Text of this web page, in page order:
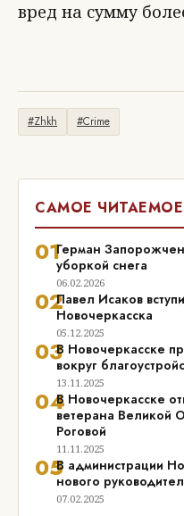
вред на сумму
#Zhkh #Crime
САМОЕ ЧИТАЕМОЕ
01Герман
уборкой снега
06.02.2026
02Павел Исаков
Новочеркасска
05.12.2025
03В Новочеркасске
вокруг
13.11.2025
04В Новочеркасске
ветерана Великой
Роговой
11.11.2025
05В администрации
нового
07.02.2025